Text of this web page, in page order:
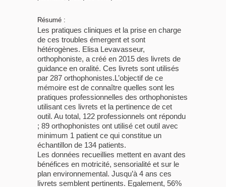
Résumé :
Les pratiques cliniques et la prise en charge
de ces troubles émergent et sont
hétérogènes. Elisa Levavasseur,
orthophoniste, a créé en 2015 des livrets de
guidance en oralité. Ces livrets sont utilisés
par 287 orthophonistes.L’objectif de ce
mémoire est de connaître quelles sont les
pratiques professionnelles des orthophonistes
utilisant ces livrets et la pertinence de cet
outil. Au total, 122 professionnels ont répondu
; 89 orthophonistes ont utilisé cet outil avec
minimum 1 patient ce qui constitue un
échantillon de 134 patients.
Les données recueillies mettent en avant des
bénéfices en motricité, sensorialité et sur le
plan environnemental. Jusqu’à 4 ans ces
livrets semblent pertinents. Egalement, 56%